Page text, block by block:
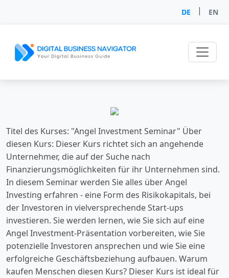
DE | EN
Titel des Kurses: "Angel Investment Seminar" Über
diesen Kurs: Dieser Kurs richtet sich an angehende
Unternehmer, die auf der Suche nach
Finanzierungsmöglichkeiten für ihr Unternehmen sind.
In diesem Seminar werden Sie alles über Angel
Investing erfahren - eine Form des Risikokapitals, bei
der Investoren in vielversprechende Start-ups
investieren. Sie werden lernen, wie Sie sich auf eine
Angel Investment-Präsentation vorbereiten, wie Sie
potenzielle Investoren ansprechen und wie Sie eine
erfolgreiche Geschäftsbeziehung aufbauen. Warum
kaufen Menschen diesen Kurs? Dieser Kurs ist ideal für